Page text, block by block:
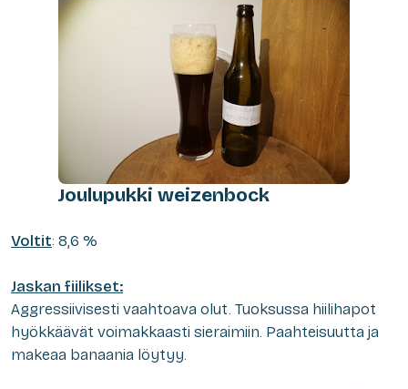
Joulupukki weizenbock
Voltit: 8,6 %
Jaskan fiilikset:
Aggressiivisesti vaahtoava olut. Tuoksussa hiilihapot
hyökkäävät voimakkaasti sieraimiin. Paahteisuutta ja
makeaa banaania löytyy.